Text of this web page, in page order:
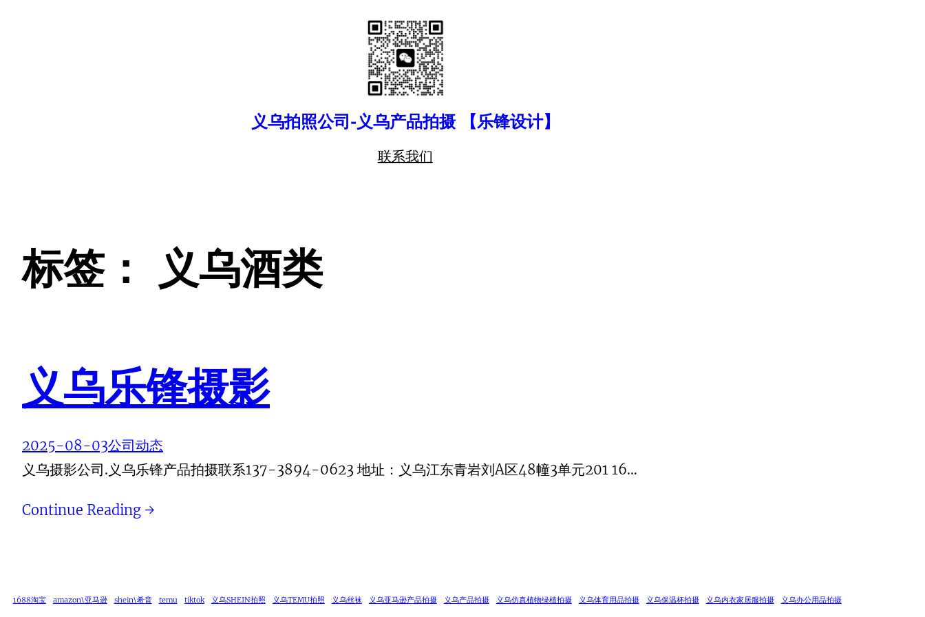
义乌拍照公司-义乌产品拍摄 【乐锋设计】
联系我们
标签： 义乌酒类
义乌乐锋摄影
2025-08-03公司动态
义乌摄影公司.义乌乐锋产品拍摄联系137-3894-0623 地址：义乌江东青岩刘A区48幢3单元201 16…
Continue Reading →
1688淘宝 amazon\亚马逊 shein\希音 temu tiktok 义乌SHEIN拍照 义乌TEMU拍照 义乌丝袜 义乌亚马逊产品拍摄 义乌产品拍摄 义乌仿真植物绿植拍摄 义乌体育用品拍摄 义乌保温杯拍摄 义乌内衣家居服拍摄 义乌办公用品拍摄